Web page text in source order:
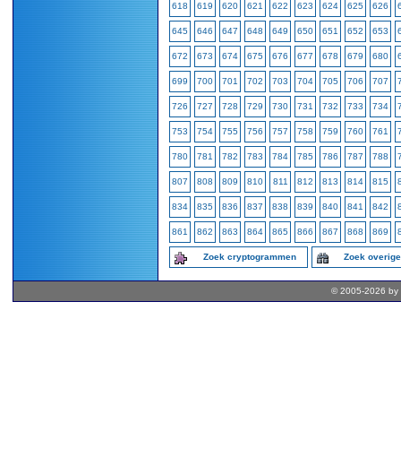
618 619 620 621 622 623 624 625 626
645 646 647 648 649 650 651 652 653
672 673 674 675 676 677 678 679 680
699 700 701 702 703 704 705 706 707
726 727 728 729 730 731 732 733 734
753 754 755 756 757 758 759 760 761
780 781 782 783 784 785 786 787 788
807 808 809 810 811 812 813 814 815
834 835 836 837 838 839 840 841 842
861 862 863 864 865 866 867 868 869
Zoek cryptogrammen Zoek
© 2005-2026 by